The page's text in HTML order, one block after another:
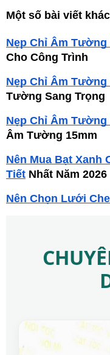
Một số bài viết
Nẹp Chỉ Âm Tường
Cho Công Trình
Nẹp Chỉ Âm Tường
Tường Sang Trọng
Nẹp Chỉ Âm Tường
Âm Tường 15mm
Nên Mua Bạt Xanh
Tiết Nhất Năm 2026
Nên Chọn Lưới